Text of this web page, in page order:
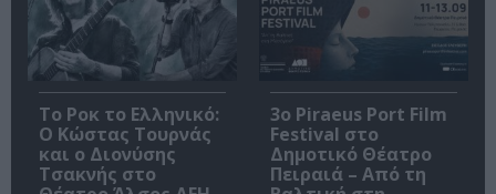
Το Ροκ το Ελληνικό:
Ο Κώστας Τουρνάς
και ο Διονύσης
Τσακνής στο
3o Piraeus Port Film
Festival στο
Δημοτικό Θέατρο
Πειραιά – Από τη